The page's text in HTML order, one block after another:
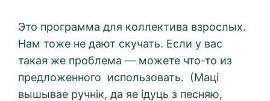
Это программа для коллектива взрослых.
Нам тоже не дают скучать. Если у вас
такая же проблема — можете что-то из
предложенного использовать. (Маці
вышывае ручнік, да яе ідуць з песняю,